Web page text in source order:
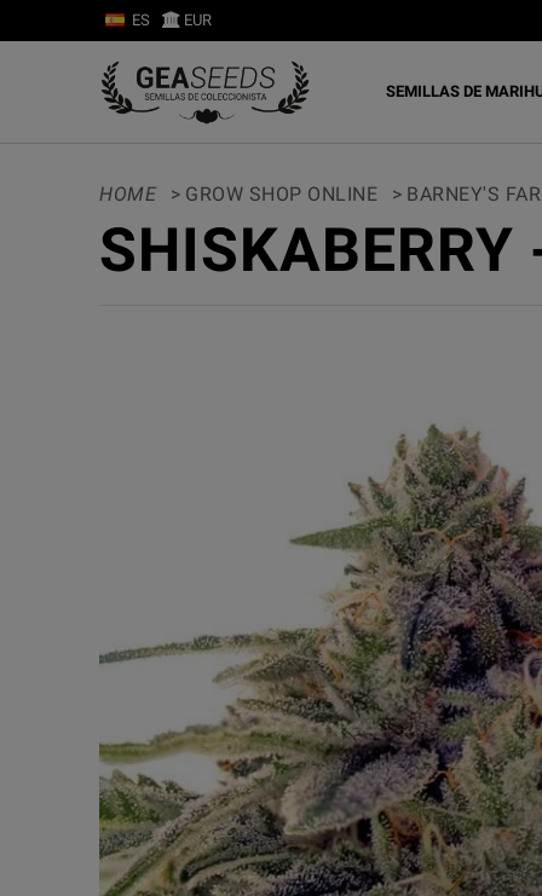
ES EUR
SEMILLAS DE
HOME > GROW SHOP ONLINE > BARNEY'S
SHISKABERRY